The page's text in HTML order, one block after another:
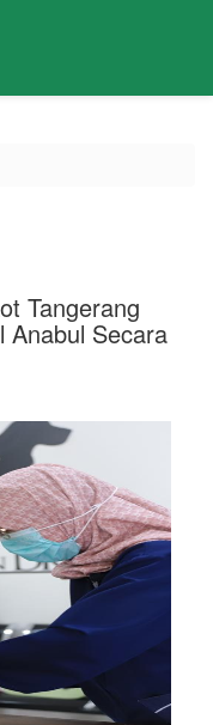
Tangerang
Anabul Secara